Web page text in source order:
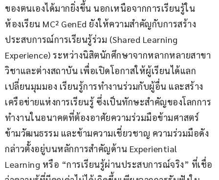
ของตนเองได้มากยิ่งขึ้น นอกเหนือจากการเรียนรู้ใน
ห้องเรียน MC² GenEd ยังให้ความสำคัญกับการสร้าง
ประสบการณ์การเรียนรู้ร่วม (Shared Learning
Experience) ระหว่างนิสิตนักศึกษาจากหลากหลายสาขา
วิชาและต่างสถาบัน เพื่อเปิดโอกาสให้ผู้เรียนได้แลก
เปลี่ยนมุมมอง เรียนรู้การทำงานร่วมกับผู้อื่น และสร้าง
เครือข่ายแห่งการเรียนรู้ ซึ่งเป็นทักษะสำคัญของโลกการ
ทำงานในอนาคตที่ต้องอาศัยความร่วมมือข้ามศาสตร์
ข้ามวัฒนธรรม และข้ามความเชี่ยวชาญ ความร่วมมือดัง
กล่าวตั้งอยู่บนหลักการสำคัญด้าน Experiential
Learning หรือ “การเรียนรู้ผ่านประสบการณ์จริง” ที่เชื่อ